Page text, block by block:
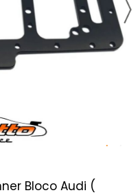
Bloco Audi (